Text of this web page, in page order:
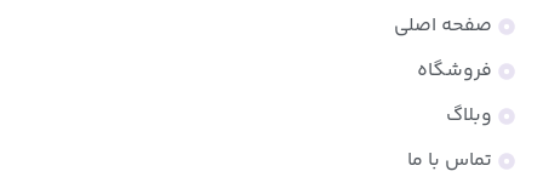
صفحه اصلی
فروشگاه
وبلاگ
تماس با ما